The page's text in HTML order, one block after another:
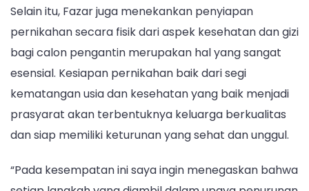
Selain itu, Fazar juga menekankan penyiapan
pernikahan secara fisik dari aspek kesehatan dan gizi
bagi calon pengantin merupakan hal yang sangat
esensial. Kesiapan pernikahan baik dari segi
kematangan usia dan kesehatan yang baik menjadi
prasyarat akan terbentuknya keluarga berkualitas
dan siap memiliki keturunan yang sehat dan unggul.
“Pada kesempatan ini saya ingin menegaskan bahwa